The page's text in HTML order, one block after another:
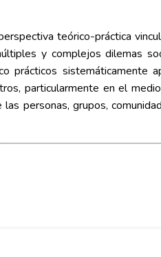
teórico-práctica
y complejos dilemas
prácticos sistemáticamente
particularmente en el
personas, grupos,